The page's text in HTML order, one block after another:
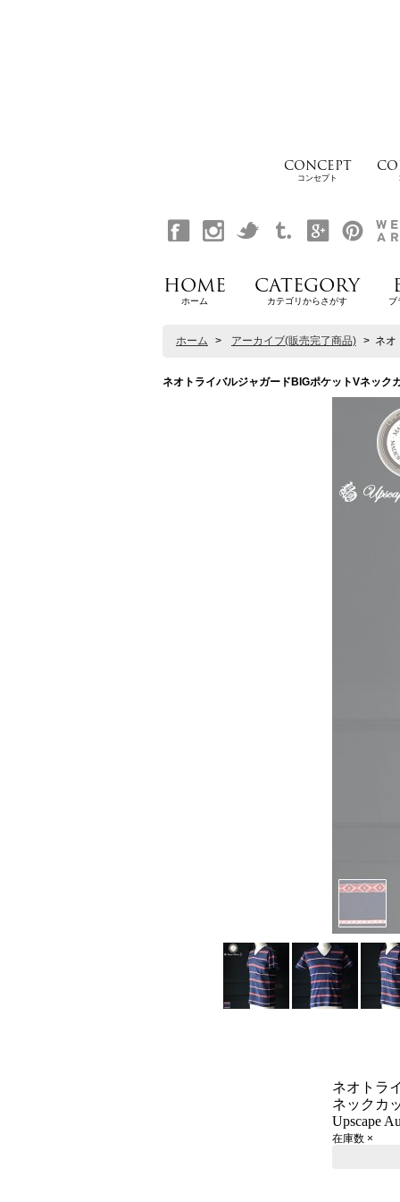
CONCEPT
コンセプト
HOME
ホーム
CATEGORY
カテゴリからさがす ブ
ホーム > アーカイブ(販売完了商品) > ネオ
ネオトライバルジャガードBIGポケットVネッ
ネオトラ
ネックカ
Upscape
在庫数 ×